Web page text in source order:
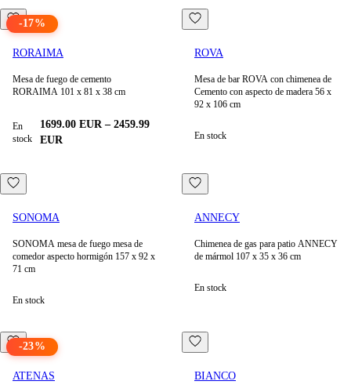
-17%
RORAIMA
Mesa de fuego de cemento
RORAIMA 101 x 81 x 38 cm
En
stock
1699.00 EUR –2459.99
EUR
ROVA
Mesa de bar ROVA con chimenea de
Cemento con aspecto de madera 56 x
92 x 106 cm
En stock
SONOMA
SONOMA mesa de fuego mesa de
comedor aspecto hormigón 157 x 92 x
71 cm
En stock
ANNECY
Chimenea de gas para patio ANNECY
de mármol 107 x 35 x 36 cm
En stock
-23%
ATENAS BIANCO